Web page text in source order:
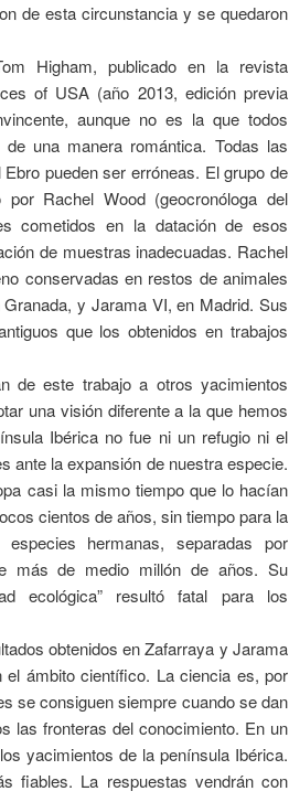
de esta circunstancia y se quedaron
Higham, publicado en la revista
of USA (año 2013, edición previa
aunque no es la que todos
una manera romántica. Todas las
pueden ser erróneas. El grupo de
Rachel Wood (geocronóloga del
cometidos en la datación de esos
de muestras inadecuadas. Rachel
conservadas en restos de animales
y Jarama VI, en Madrid. Sus
que los obtenidos en trabajos
de este trabajo a otros yacimientos
una visión diferente a la que hemos
Ibérica no fue ni un refugio ni el
ante la expansión de nuestra especie.
casi la mismo tiempo que lo hacían
cientos de años, sin tiempo para la
hermanas, separadas por
más de medio millón de años. Su
ecológica” resultó fatal para los
obtenidos en Zafarraya y Jarama
ámbito científico. La ciencia es, por
se consiguen siempre cuando se dan
las fronteras del conocimiento. En un
yacimientos de la península Ibérica.
fiables. La respuestas vendrán con